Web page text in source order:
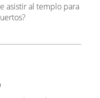
asistir al templo para